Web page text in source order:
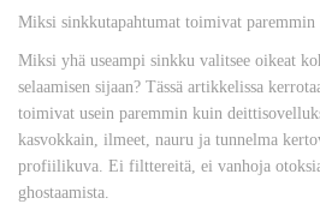
Miksi sinkkutapahtumat toimivat
Miksi yhä useampi sinkku valitsee oikeat
selaamisen sijaan? Tässä artikkelissa
toimivat usein paremmin kuin
kasvokkain, ilmeet, nauru ja tunnelma
profiilikuva. Ei filttereitä, ei vanhoja
ghostaamista.